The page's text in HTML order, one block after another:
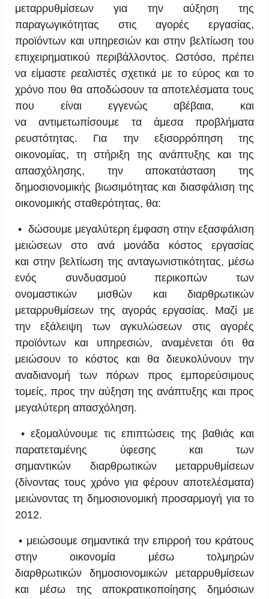
μεταρρυθμίσεων για την αύξηση της
παραγωγικότητας στις αγορές εργασίας,
προϊόντων και υπηρεσιών και στην βελτίωση του
επιχειρηματικού περιβάλλοντος. Ωστόσο, πρέπει
να είμαστε ρεαλιστές σχετικά με το εύρος και το
χρόνο που θα αποδώσουν τα αποτελέσματα τους
που είναι εγγενώς αβέβαια, και
να αντιμετωπίσουμε τα άμεσα προβλήματα
ρευστότητας. Για την εξισορρόπηση της
οικονομίας, τη στήριξη της ανάπτυξης και της
απασχόλησης, την αποκατάσταση της
δημοσιονομικής βιωσιμότητας και διασφάλιση της
οικονομικής σταθερότητας, θα:
• δώσουμε μεγαλύτερη έμφαση στην εξασφάλιση
μειώσεων στο ανά μονάδα κόστος εργασίας
και στην βελτίωση της ανταγωνιστικότητας, μέσω
ενός συνδυασμού περικοπών των
ονομαστικών μισθών και διαρθρωτικών
μεταρρυθμίσεων της αγοράς εργασίας. Μαζί με
την εξάλειψη των αγκυλώσεων στις αγορές
προϊόντων και υπηρεσιών, αναμένεται ότι θα
μειώσουν το κόστος και θα διευκολύνουν την
αναδιανομή των πόρων προς εμπορεύσιμους
τομείς, προς την αύξηση της ανάπτυξης και προς
μεγαλύτερη απασχόληση.
• εξομαλύνουμε τις επιπτώσεις της βαθιάς και
παρατεταμένης ύφεσης και των
σημαντικών διαρθρωτικών μεταρρυθμίσεων
(δίνοντας τους χρόνο για φέρουν αποτελέσματα)
μειώνοντας τη δημοσιονομική προσαρμογή για το
2012.
• μειώσουμε σημαντικά την επιρροή του κράτους
στην οικονομία μέσω τολμηρών
διαρθρωτικών δημοσιονομικών μεταρρυθμίσεων
και μέσω της αποκρατικοποίησης δημόσιων